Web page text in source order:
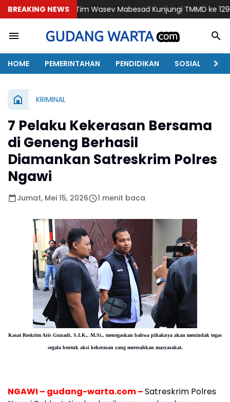
BREAKING NEWS
Tim Wasev Mabesad Kunjungi TMMD ke 129 Bulu Lor
HOME PEMERINTAHAN PENDIDIKAN SOSIAL
KRIMINAL
7 Pelaku Kekerasan Bersama
di Geneng Berhasil
Diamankan Satreskrim Polres
Ngawi
Jumat, Mei 15, 2026 1 menit baca
Kasat Reskrim Aris Gunadi, S.I.K., M.Si., menegaskan bahwa pihaknya akan menindak tegas
segala bentuk aksi kekerasan yang meresahkan masyarakat.
NGAWI – gudang-warta.com –Satreskrim Polres